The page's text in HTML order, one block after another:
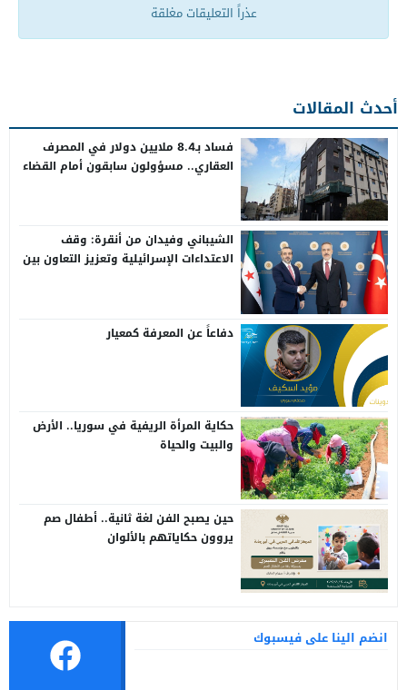
عذراً التعليقات مغلقة
أحدث المقالات
فساد بـ8.4 ملايين دولار في المصرف
العقاري.. مسؤولون سابقون أمام القضاء
الشيباني وفيدان من أنقرة: وقف
الاعتداءات الإسرائيلية وتعزيز التعاون بين
دفاعاً عن المعرفة كمعيار
حكاية المرأة الريفية في سوريا.. الأرض
والبيت والحياة
حين يصبح الفن لغة ثانية.. أطفال صم
يروون حكاياتهم بالألوان
انضم الينا على فيسبوك